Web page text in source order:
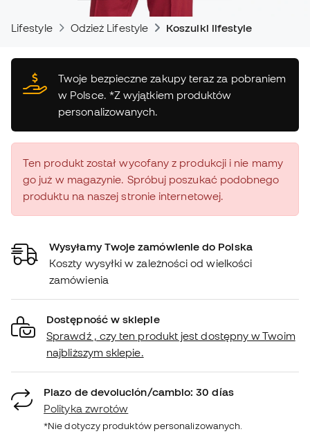
Lifestyle Odzież Lifestyle Koszulki lifestyle
Twoje bezpieczne zakupy teraz za pobraniem
w Polsce. *Z wyjątkiem produktów
personalizowanych.
Ten produkt został wycofany z produkcji i nie mamy
go już w magazynie. Spróbuj poszukać podobnego
produktu na naszej stronie internetowej.
Wysyłamy Twoje zamówienie do Polska
Koszty wysyłki w zależności od wielkości
zamówienia
Dostępność w sklepie
Sprawdź , czy ten produkt jest dostępny w Twoim
najbliższym sklepie.
Plazo de devolución/cambio: 30 días
Polityka zwrotów
*Nie dotyczy produktów personalizowanych.